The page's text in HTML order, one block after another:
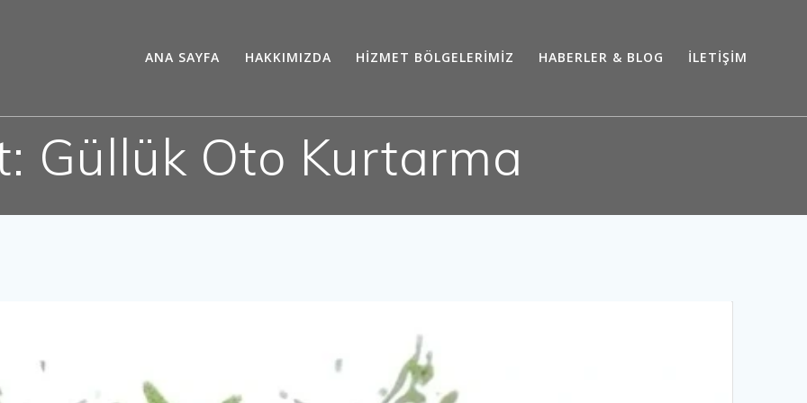
ANA SAYFA HAKKIMIZDA HİZMET BÖLGELERİMİZ HABERLER & BLOG İLETİŞİM
Güllük Oto Kurtarma